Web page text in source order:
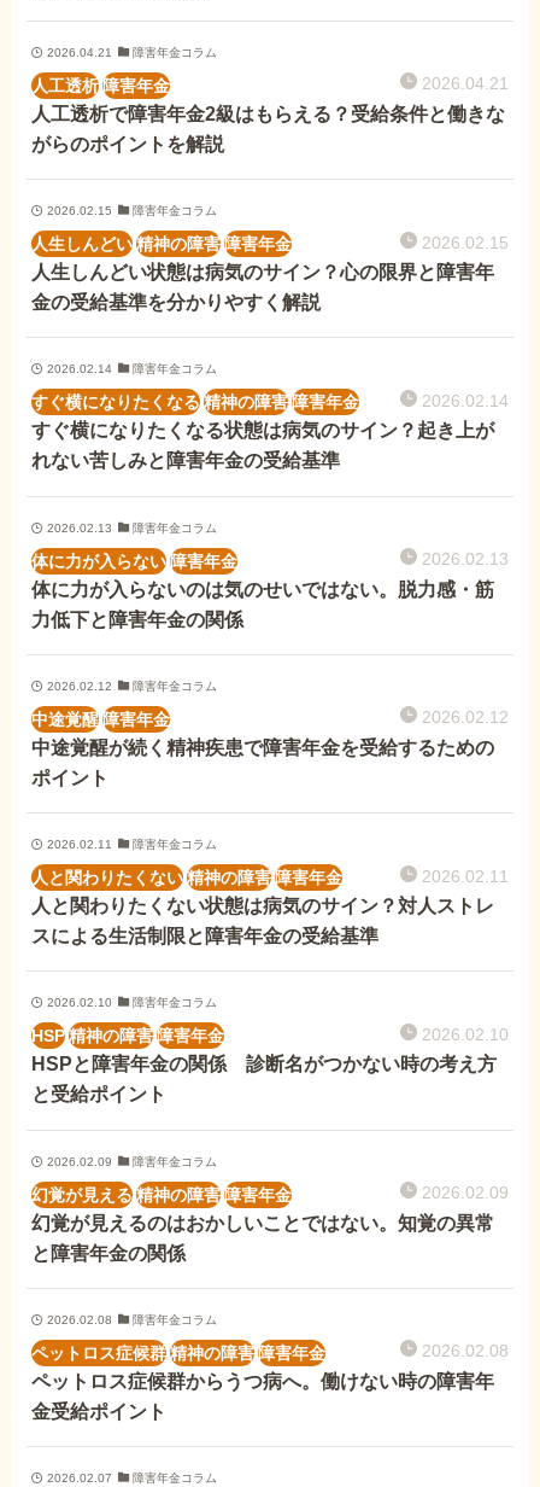
Q&A・相談事例
障害年金コラム
事務所について
サイトマップ
で受給相談をする
他社と何が違うの？
当事務所に
依頼するメリット
お電話でのお問い合わせ
089-907-3797
受付時間：平日9:00~18:00
2026.04.21 障害年金コラム
人工透析 障害年金 2026.04.21
人工透析で障害年金2級はもらえる？受給条件と働きな
がらのポイントを解説
2026.02.15 障害年金コラム
人生しんどい 精神の障害 障害年金 2026.02.15
人生しんどい状態は病気のサイン？心の限界と障害年
金の受給基準を分かりやすく解説
2026.02.14 障害年金コラム
すぐ横になりたくなる 精神の障害 障害年金 2026.02.14
すぐ横になりたくなる状態は病気のサイン？起き上が
れない苦しみと障害年金の受給基準
2026.02.13 障害年金コラム
体に力が入らない 障害年金 2026.02.13
体に力が入らないのは気のせいではない。脱力感・筋
力低下と障害年金の関係
2026.02.12 障害年金コラム
中途覚醒 障害年金 2026.02.12
中途覚醒が続く精神疾患で障害年金を受給するための
ポイント
2026.02.11 障害年金コラム
人と関わりたくない 精神の障害 障害年金 2026.02.11
人と関わりたくない状態は病気のサイン？対人ストレ
スによる生活制限と障害年金の受給基準
2026.02.10 障害年金コラム
HSP 精神の障害 障害年金 2026.02.10
HSPと障害年金の関係 診断名がつかない時の考え方
と受給ポイント
2026.02.09 障害年金コラム
幻覚が見える 精神の障害 障害年金 2026.02.09
幻覚が見えるのはおかしいことではない。知覚の異常
と障害年金の関係
2026.02.08 障害年金コラム
ペットロス症候群 精神の障害 障害年金 2026.02.08
ペットロス症候群からうつ病へ。働けない時の障害年
金受給ポイント
2026.02.07 障害年金コラム